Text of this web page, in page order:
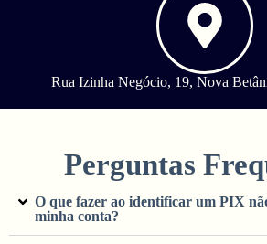
Rua Izinha Negócio, 19, Nova
Perguntas
O que fazer ao identificar um PIX
minha conta?